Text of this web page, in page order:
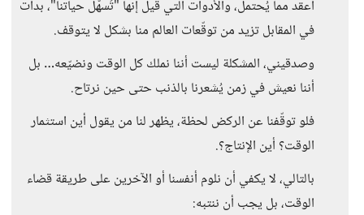
أعقد مما يُحتمل، والأدوات التي قيل إنها "تُسهّل حياتنا"، بدأت
في المقابل تزيد من توقّعات العالم منا بشكل لا يتوقف.
وصدقيني، المشكلة ليست أننا نملك كل الوقت ونضيّعه… بل
أننا نعيش في زمن يُشعرنا بالذنب حتى حين نرتاح.
فلو توقّفنا عن الركض لحظة، يظهر لنا من يقول أين استثمار
الوقت؟ أين الإنتاج؟.
بالتالي، لا يكفي أن نلوم أنفسنا أو الآخرين على طريقة قضاء
الوقت، بل يجب أن ننتبه: